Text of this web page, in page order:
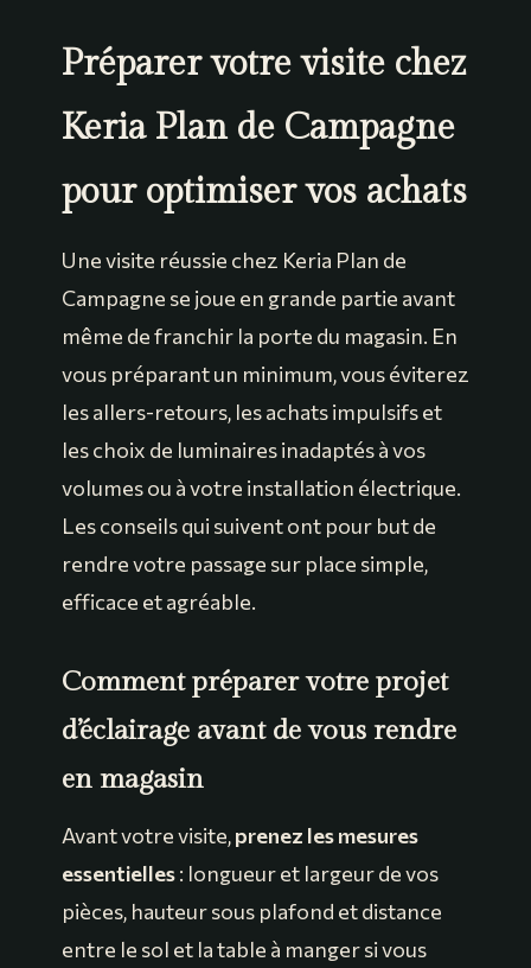
Préparer votre visite chez
Keria Plan de Campagne
pour optimiser vos achats
Une visite réussie chez Keria Plan de
Campagne se joue en grande partie avant
même de franchir la porte du magasin. En
vous préparant un minimum, vous éviterez
les allers-retours, les achats impulsifs et
les choix de luminaires inadaptés à vos
volumes ou à votre installation électrique.
Les conseils qui suivent ont pour but de
rendre votre passage sur place simple,
efficace et agréable.
Comment préparer votre projet
d’éclairage avant de vous rendre
en magasin
Avant votre visite,prenez les mesures
essentielles: longueur et largeur de vos
pièces, hauteur sous plafond et distance
entre le sol et la table à manger si vous